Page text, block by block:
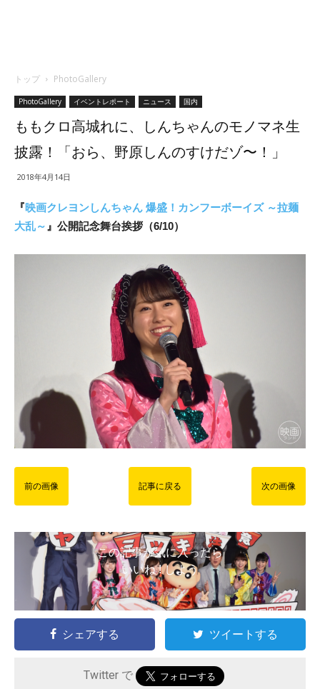
トップ PhotoGallery
PhotoGallery イベントレポート ニュース 国内
ももクロ高城れに、しんちゃんのモノマネ生
披露！「おら、野原しんのすけだゾ〜！」
2018年4月14日
『映画クレヨンしんちゃん 爆盛！カンフーボーイズ ～拉麺
大乱～ 』公開記念舞台挨拶（6/10）
前の画像 記事に戻る 次の画像
この記事が気に入ったら
いいね ! しよう
シェアする ツイートする
Twitter で